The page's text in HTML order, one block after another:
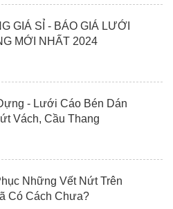
GIÁ SỈ - BÁO GIÁ LƯỚI
MỚI NHẤT 2024
- Lưới Cáo Bén Dán
Vách, Cầu Thang
Những Vết Nứt Trên
Có Cách Chưa?